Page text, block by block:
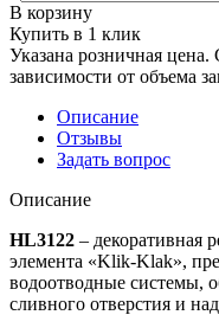
В корзину
Купить в 1 клик
Указана розничная
зависимости от объема
Описание
Отзывы
Задать вопрос
Описание
HL3122 – декоративная
элемента «Klik-Klak»,
водоотводные системы,
сливного отверстия и